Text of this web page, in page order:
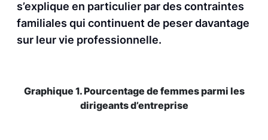
s’explique en particulier par des contraintes
familiales qui continuent de peser davantage
sur leur vie professionnelle.
Graphique 1. Pourcentage de femmes parmi les
dirigeants d’entreprise